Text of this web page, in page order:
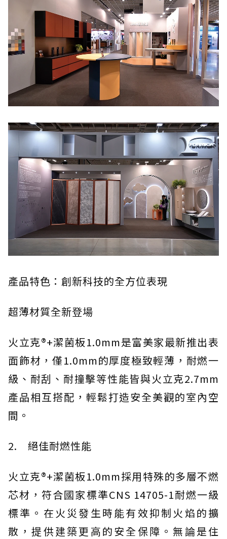
產品特色：創新科技的全方位表現
超薄材質全新登場
火立克®+潔菌板1.0mm是富美家最新推出表
面飾材，僅1.0mm的厚度極致輕薄，耐燃一
級、耐刮、耐撞擊等性能皆與火立克2.7mm
產品相互搭配，輕鬆打造安全美觀的室內空
間。
2. 絕佳耐燃性能
火立克®+潔菌板1.0mm採用特殊的多層不燃
芯材，符合國家標準CNS 14705-1耐燃一級
標準。在火災發生時能有效抑制火焰的擴
散，提供建築更高的安全保障。無論是住